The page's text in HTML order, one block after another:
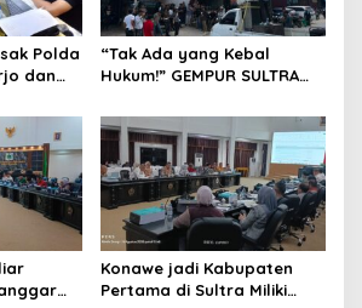
Polda
dan
“Tak Ada yang Kebal
Hukum!” GEMPUR SULTRA
Tanawali dan PT
Tadisangka, Siap Kuasai
Lahan Puuwatu
Konawe jadi Kabupaten
Pertama di Sultra Miliki